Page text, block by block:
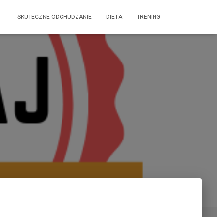
SKUTECZNE ODCHUDZANIE DIETA TRENING